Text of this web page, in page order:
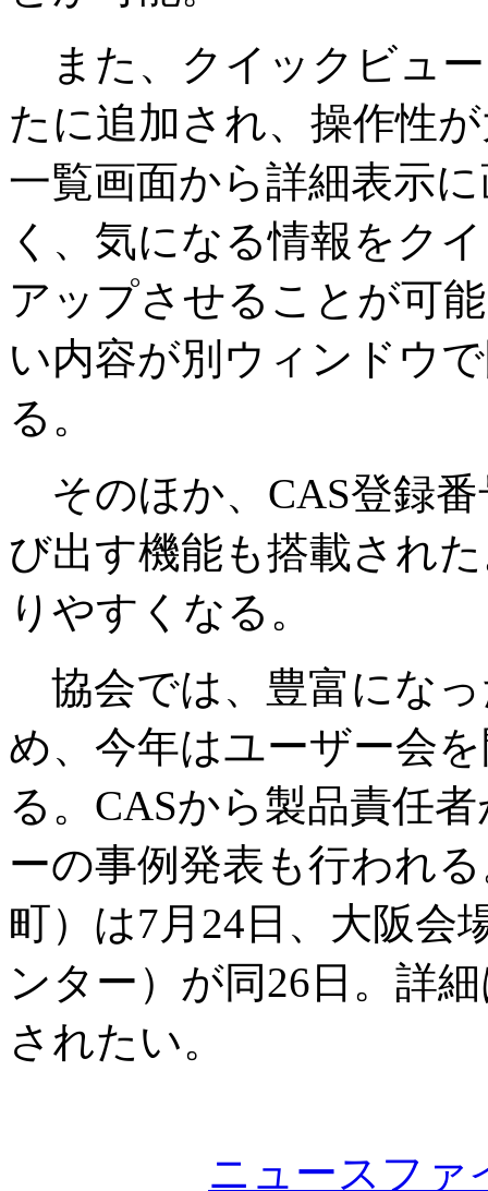
また、クイックビュ
たに追加され、操作性
一覧画面から詳細表示
く、気になる情報をク
アップさせることが可
い内容が別ウィンドウ
る。
そのほか、CAS登録
び出す機能も搭載され
りやすくなる。
協会では、豊富にな
め、今年はユーザー会
る。CASから製品責任
ーの事例発表も行われ
町）は7月24日、大阪会
ンター）が同26日。詳
されたい。
ニュースファ